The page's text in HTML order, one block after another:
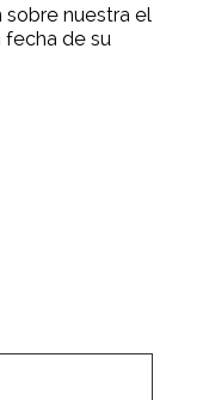
nuestra el
fecha de su